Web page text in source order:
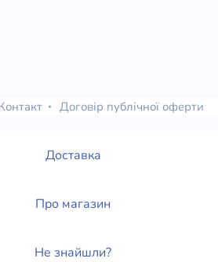
Договір публічної оферти
Доставка
Про магазин
Не знайшли?